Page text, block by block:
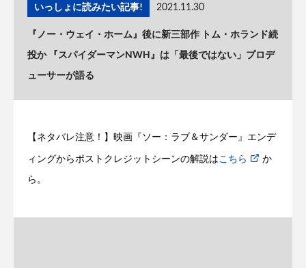
いっしょに読みたい記事! 2021.11.30
『ノー・ウェイ・ホーム』後に新三部作 トム・ホランド続
投か 『スパイダーマンNWH』は「最後ではない」プロデ
ューサーが語る
【ネタバレ注意！】映画『ソー：ラブ＆サンダー』エンデ
ィングからポストクレジットシーンの解説はこちら か
ら。